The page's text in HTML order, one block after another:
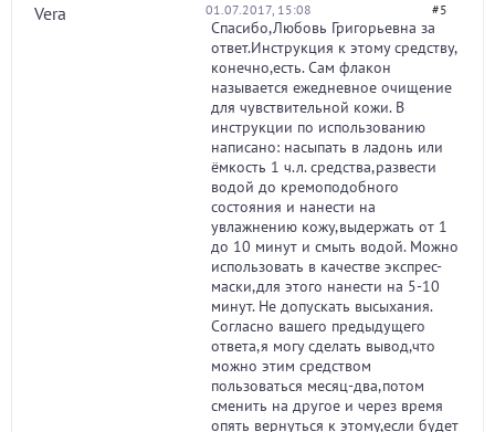
Vera 01.07.2017, 15:08 #5
Спасибо,Любовь Григорьевна за
ответ.Инструкция к этому средству,
конечно,есть. Сам флакон
называется ежедневное очищение
для чувствительной кожи. В
инструкции по использованию
написано: насыпать в ладонь или
ёмкость 1 ч.л. средства,развести
водой до кремоподобного
состояния и нанести на
увлажнению кожу,выдержать от 1
до 10 минут и смыть водой. Можно
использовать в качестве экспрес-
маски,для этого нанести на 5-10
минут. Не допускать высыхания.
Согласно вашего предыдущего
ответа,я могу сделать вывод,что
можно этим средством
пользоваться месяц-два,потом
сменить на другое и через время
опять вернуться к этому,если будет